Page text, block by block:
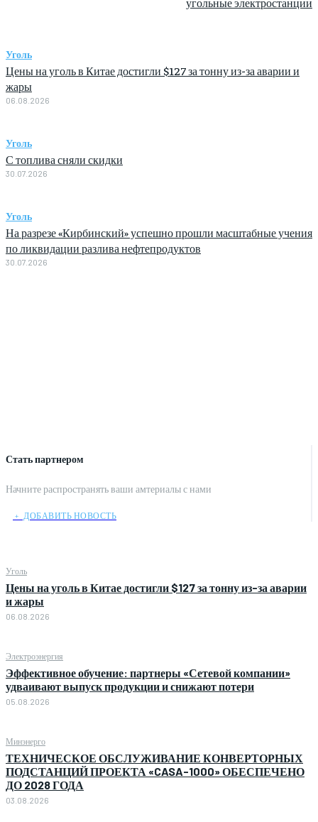
Стать партнером
Начните распространять ваши амтериалы с нами
﹢ ДОБАВИТЬ НОВОСТЬ
Уголь
Цены на уголь в Китае достигли $127 за тонну из-за аварии
и жары
06.08.2026
Электроэнергия
Эффективное обучение: партнеры «Сетевой компании»
удваивают выпуск продукции и снижают потери
05.08.2026
Минэнерго
ТЕХНИЧЕСКОЕ ОБСЛУЖИВАНИЕ КОНВЕРТОРНЫХ
ПОДСТАНЦИЙ ПРОЕКТА «CASA-1000» ОБЕСПЕЧЕНО
ДО 2028 ГОДА
03.08.2026
угольные электростанции
Уголь
Цены на уголь в Китае достигли $127 за тонну из-за аварии и
жары
06.08.2026
Уголь
С топлива сняли скидки
30.07.2026
Уголь
На разрезе «Кирбинский» успешно прошли масштабные учения
по ликвидации разлива нефтепродуктов
30.07.2026